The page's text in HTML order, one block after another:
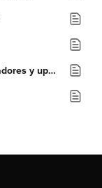
Tiller: Configurar un producto con modificadores y upsells